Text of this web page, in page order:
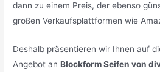
dann zu einem Preis, der ebenso
großen Verkaufsplattformen wie
Deshalb präsentieren wir Ihnen auf
Angebot anBlockform Seifen von